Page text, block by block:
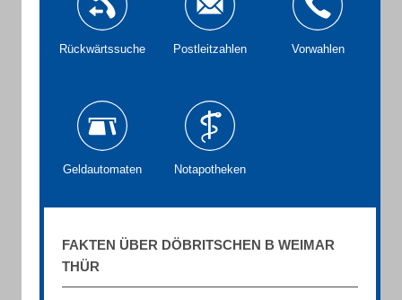
Rückwärtssuche Postleitzahlen Vorwahlen
Geldautomaten Notapotheken
FAKTEN ÜBER DÖBRITSCHEN B WEIMAR
THÜR